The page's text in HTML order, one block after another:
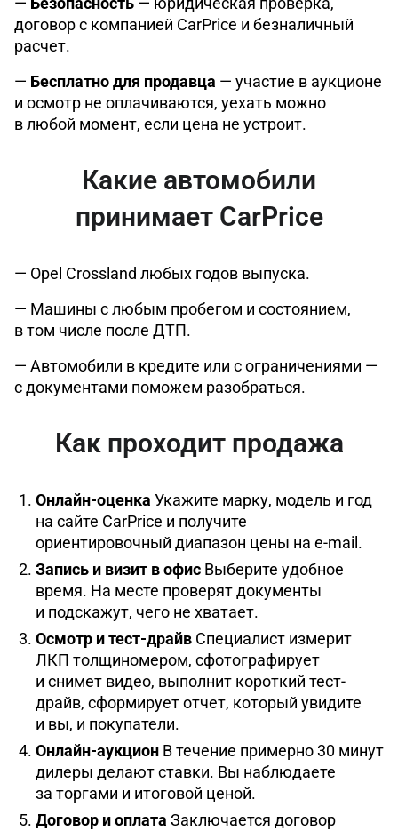
договор с компанией CarPrice и безналичный
расчет.
— Бесплатно для продавца — участие в аукционе
и осмотр не оплачиваются, уехать можно
в любой момент, если цена не устроит.
Какие автомобили
принимает CarPrice
— Opel Crossland любых годов выпуска.
— Машины с любым пробегом и состоянием,
в том числе после ДТП.
— Автомобили в кредите или с ограничениями —
с документами поможем разобраться.
Как проходит продажа
Онлайн-оценка Укажите марку, модель и год
на сайте CarPrice и получите
ориентировочный диапазон цены на e-mail.
Запись и визит в офис Выберите удобное
время. На месте проверят документы
и подскажут, чего не хватает.
Осмотр и тест-драйв Специалист измерит
ЛКП толщиномером, сфотографирует
и снимет видео, выполнит короткий тест-
драйв, сформирует отчет, который увидите
и вы, и покупатели.
Онлайн-аукцион В течение примерно 30 минут
дилеры делают ставки. Вы наблюдаете
за торгами и итоговой ценой.
Договор и оплата Заключается договор